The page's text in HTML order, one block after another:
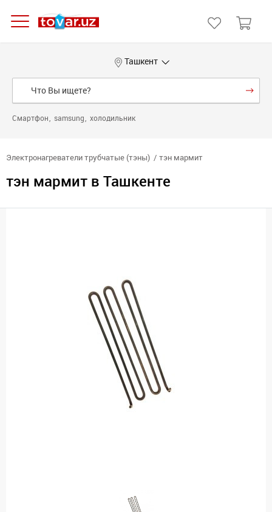
Ташкент
Смартфон samsung холодильник
Электронагреватели трубчатые (тэны) тэн мармит
тэн мармит в Ташкенте